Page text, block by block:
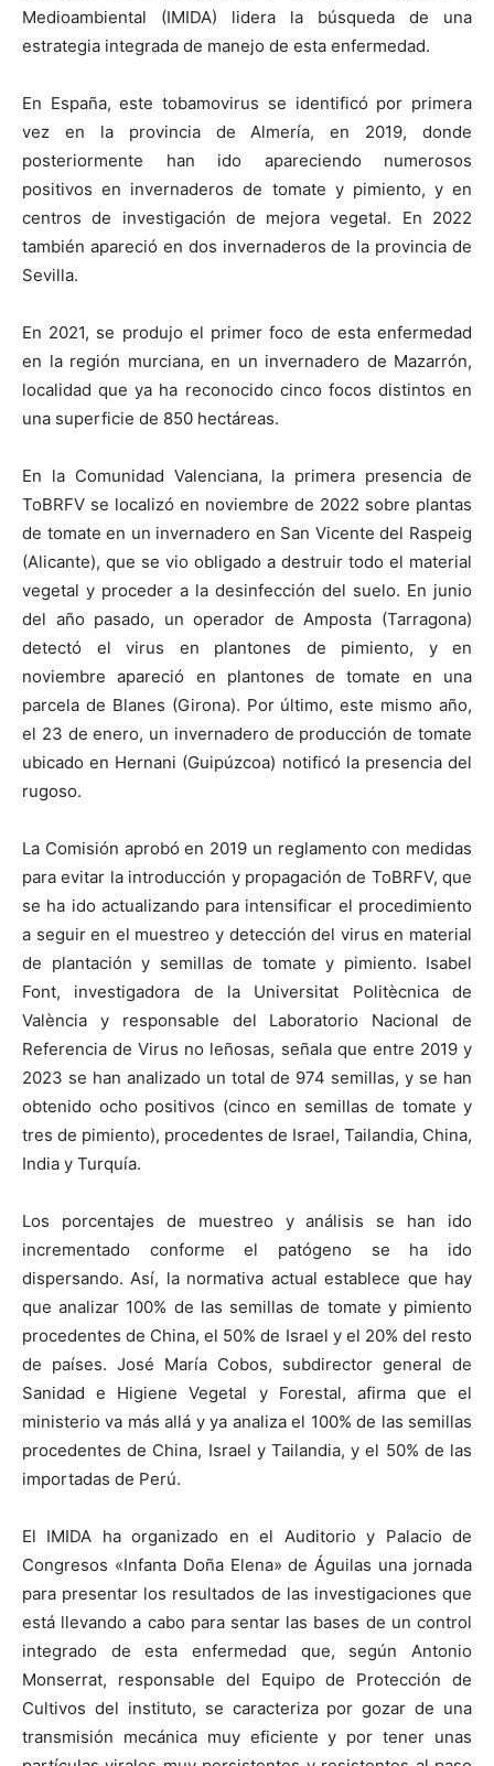
Medioambiental (IMIDA) lidera la búsqueda de una
estrategia integrada de manejo de esta enfermedad.
En España, este tobamovirus se identificó por primera
vez en la provincia de Almería, en 2019, donde
posteriormente han ido apareciendo numerosos
positivos en invernaderos de tomate y pimiento, y en
centros de investigación de mejora vegetal. En 2022
también apareció en dos invernaderos de la provincia de
Sevilla.
En 2021, se produjo el primer foco de esta enfermedad
en la región murciana, en un invernadero de Mazarrón,
localidad que ya ha reconocido cinco focos distintos en
una superficie de 850 hectáreas.
En la Comunidad Valenciana, la primera presencia de
ToBRFV se localizó en noviembre de 2022 sobre plantas
de tomate en un invernadero en San Vicente del Raspeig
(Alicante), que se vio obligado a destruir todo el material
vegetal y proceder a la desinfección del suelo. En junio
del año pasado, un operador de Amposta (Tarragona)
detectó el virus en plantones de pimiento, y en
noviembre apareció en plantones de tomate en una
parcela de Blanes (Girona). Por último, este mismo año,
el 23 de enero, un invernadero de producción de tomate
ubicado en Hernani (Guipúzcoa) notificó la presencia del
rugoso.
La Comisión aprobó en 2019 un reglamento con medidas
para evitar la introducción y propagación de ToBRFV, que
se ha ido actualizando para intensificar el procedimiento
a seguir en el muestreo y detección del virus en material
de plantación y semillas de tomate y pimiento. Isabel
Font, investigadora de la Universitat Politècnica de
València y responsable del Laboratorio Nacional de
Referencia de Virus no leñosas, señala que entre 2019 y
2023 se han analizado un total de 974 semillas, y se han
obtenido ocho positivos (cinco en semillas de tomate y
tres de pimiento), procedentes de Israel, Tailandia, China,
India y Turquía.
Los porcentajes de muestreo y análisis se han ido
incrementado conforme el patógeno se ha ido
dispersando. Así, la normativa actual establece que hay
que analizar 100% de las semillas de tomate y pimiento
procedentes de China, el 50% de Israel y el 20% del resto
de países. José María Cobos, subdirector general de
Sanidad e Higiene Vegetal y Forestal, afirma que el
ministerio va más allá y ya analiza el 100% de las semillas
procedentes de China, Israel y Tailandia, y el 50% de las
importadas de Perú.
El IMIDA ha organizado en el Auditorio y Palacio de
Congresos «Infanta Doña Elena» de Águilas una jornada
para presentar los resultados de las investigaciones que
está llevando a cabo para sentar las bases de un control
integrado de esta enfermedad que, según Antonio
Monserrat, responsable del Equipo de Protección de
Cultivos del instituto, se caracteriza por gozar de una
transmisión mecánica muy eficiente y por tener unas